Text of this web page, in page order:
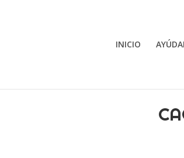
INICIO